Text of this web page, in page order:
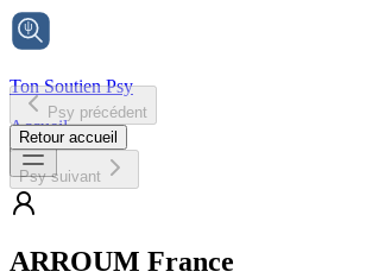
Ton Soutien Psy
Accueil
Psy précédent
Retour accueil
Psy suivant
ARROUM France